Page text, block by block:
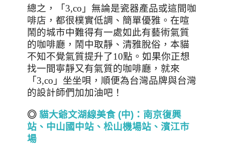
總之，「 3,co 」無論是瓷器產品或這間咖
啡店，都很樸實低調、簡單優雅。在喧
鬧的城市中難得有一處如此有藝術氣質
的咖啡廳，鬧中取靜、清雅脫俗，本貓
不知不覺氣質提升了10點。如果你正想
找一間寧靜又有氣質的咖啡廳，就來
「 3,co 」坐坐唄，順便為台灣品牌與台灣
的設計師們加加油吧！
◎ 貓大爺文湖線美食 (中) ：南京復興
站、中山國中站、松山機場站 、 濱江市
場